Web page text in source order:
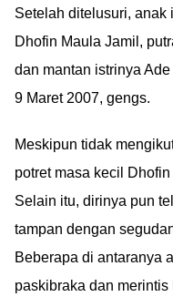
Setelah ditelusuri, anak
Dhofin Maula Jamil,
dan mantan istrinya
9 Maret 2007, gengs.
Meskipun tidak
potret masa kecil
Selain itu, dirinya pun
tampan dengan
Beberapa di antaranya
paskibraka dan